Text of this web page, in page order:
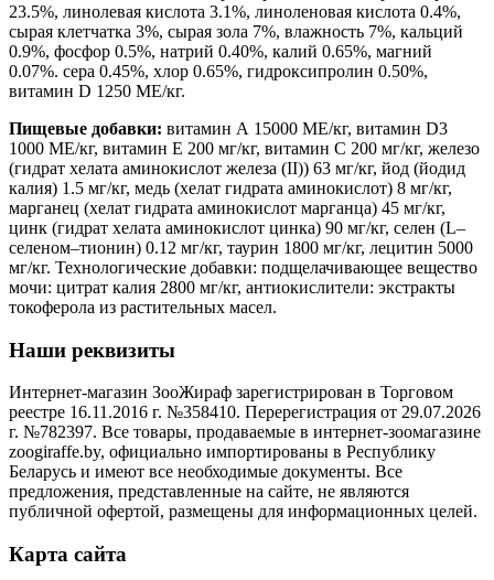
23.5%, линолевая кислота 3.1%, линоленовая кислота 0.4%,
сырая клетчатка 3%, сырая зола 7%, влажность 7%, кальций
0.9%, фосфор 0.5%, натрий 0.40%, калий 0.65%, магний
0.07%. сера 0.45%, хлор 0.65%, гидроксипролин 0.50%,
витамин D 1250 МЕ/кг.
Пищевые добавки: витамин А 15000 МЕ/кг, витамин D3
1000 МЕ/кг, витамин Е 200 мг/кг, витамин С 200 мг/кг, железо
(гидрат хелата аминокислот железа (II)) 63 мг/кг, йод (йодид
калия) 1.5 мг/кг, медь (хелат гидрата аминокислот) 8 мг/кг,
марганец (хелат гидрата аминокислот марганца) 45 мг/кг,
цинк (гидрат хелата аминокислот цинка) 90 мг/кг, селен (L–
селеном–тионин) 0.12 мг/кг, таурин 1800 мг/кг, лецитин 5000
мг/кг. Технологические добавки: подщелачивающее вещество
мочи: цитрат калия 2800 мг/кг, антиокислители: экстракты
токоферола из растительных масел.
Наши реквизиты
Интернет-магазин ЗооЖираф зарегистрирован в Торговом
реестре 16.11.2016 г. №358410. Перерегистрация от 29.07.2026
г. №782397. Все товары, продаваемые в интернет-зоомагазине
zoogiraffe.by, официально импортированы в Республику
Беларусь и имеют все необходимые документы. Все
предложения, представленные на сайте, не являются
публичной офертой, размещены для информационных целей.
Карта сайта